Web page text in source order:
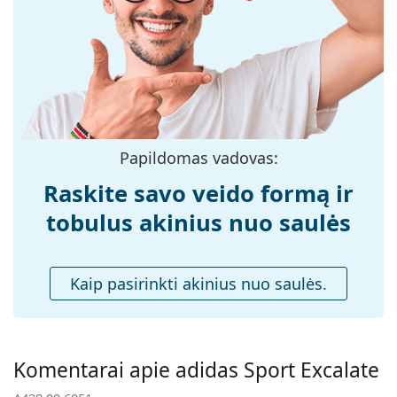
M
137 mm
Kojelės ilgis:
140 mm
plotis:
15 mm
40 g
nosies
pagalvėlės:
Ne
Priedai
Dėklas:
Taip
Valymo šluostė:
Taip
Lytis:
Moterims
Papildomas vadovas:
Raskite savo veido formą ir
tobulus akinius nuo saulės
Kaip pasirinkti akinius nuo saulės.
Komentarai apie adidas Sport Excalate